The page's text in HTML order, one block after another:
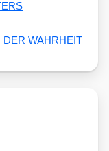
DER WAHRHEIT